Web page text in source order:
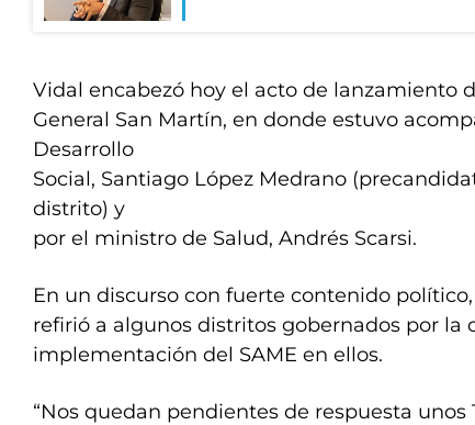
Vidal encabezó hoy el acto de lanzamiento
General San Martín, en donde estuvo
Desarrollo
Social, Santiago López Medrano
distrito) y
por el ministro de Salud, Andrés Scarsi.
En un discurso con fuerte contenido
refirió a algunos distritos gobernados por la
implementación del SAME en ellos.
“Nos quedan pendientes de respuesta unos